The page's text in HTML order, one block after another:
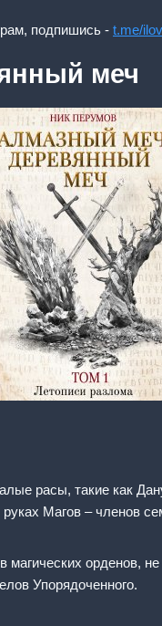
подпишись - t.me/
меч
расы, такие как
Магов – членов
орденов,
Упорядоченного.